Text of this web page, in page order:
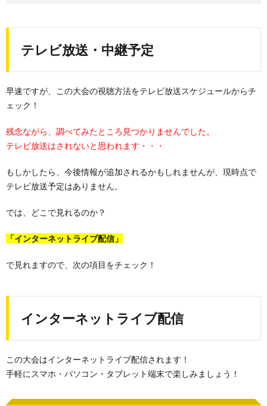
テレビ放送・中継予定
早速ですが、この大会の視聴方法をテレビ放送スケジュールからチ
ェック！
残念ながら、調べてみたところ見つかりませんでした。
テレビ放送はされないと思われます・・・
もしかしたら、今後情報が追加されるかもしれませんが、現時点で
テレビ放送予定はありません。
では、どこで見れるのか？
「インターネットライブ配信」
で見れますので、次の項目をチェック！
インターネットライブ配信
この大会はインターネットライブ配信されます！
手軽にスマホ・パソコン・タブレット端末で楽しみましょう！